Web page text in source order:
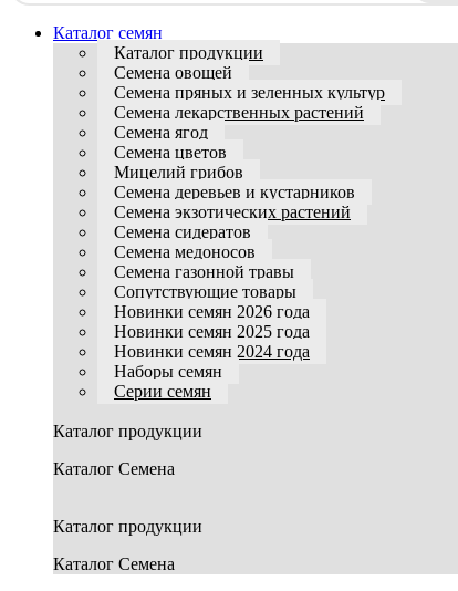
Каталог семян
Каталог продукции
Семена овощей
Семена пряных и зеленных культур
Семена лекарственных растений
Семена ягод
Семена цветов
Мицелий грибов
Семена деревьев и кустарников
Семена экзотических растений
Семена сидератов
Семена медоносов
Семена газонной травы
Сопутствующие товары
Новинки семян 2026 года
Новинки семян 2025 года
Новинки семян 2024 года
Наборы семян
Серии семян
Каталог продукции
Каталог Семена
Каталог продукции
Каталог Семена